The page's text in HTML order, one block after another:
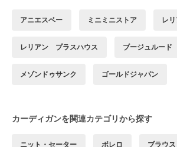
アニエスベー ミニミニストア レ
レリアン プラスハウス ブージュルード
メゾンドゥサンク ゴールドジャパン
カーディガンを関連カテゴリから探す
ニット・セーター ボレロ ブラウス